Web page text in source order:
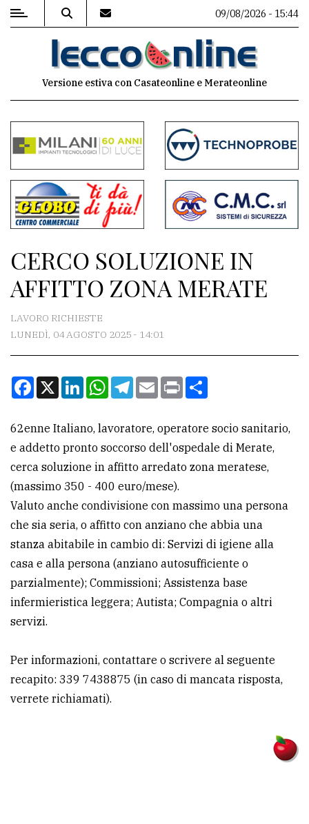
MENU
commenti
Contenuti
del
sito
Meteo
CONTATTI
Scrivici
la
tua
pubblicità
CERCA
Cerca
per
comune
Ricerca
LE
ALTRE
09/08/2026 - 15:44
Versione estiva con Casateonline e Merateonline
CERCO SOLUZIONE IN
AFFITTO ZONA MERATE
LAVORO RICHIESTE
LUNEDÌ, 04 AGOSTO 2025 - 14:01
Facebook
X LinkedInWhatsApp
Telegram
EmailPrint
62enne Italiano, lavoratore, operatore socio sanitario,
e addetto pronto soccorso dell'ospedale di Merate,
cerca soluzione in affitto arredato zona meratese,
(massimo 350 - 400 euro/mese).
Valuto anche condivisione con massimo una persona
che sia seria, o affitto con anziano che abbia una
stanza abitabile in cambio di: Servizi di igiene alla
casa e alla persona (anziano autosufficiente o
parzialmente); Commissioni; Assistenza base
infermieristica leggera; Autista; Compagnia o altri
servizi.
Per informazioni, contattare o scrivere al seguente
recapito: 339 7438875 (in caso di mancata risposta,
verrete richiamati).